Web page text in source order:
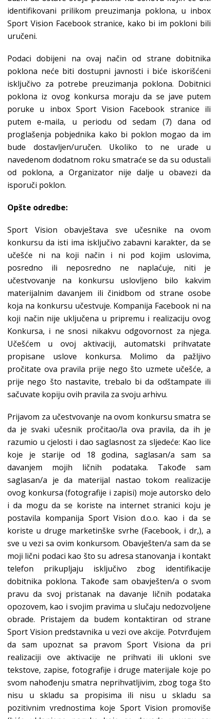
identifikovani prilikom preuzimanja poklona, u inbox
Sport Vision Facebook stranice, kako bi im pokloni bili
uručeni.
Podaci dobijeni na ovaj način od strane dobitnika
poklona neće biti dostupni javnosti i biće iskorišćeni
isključivo za potrebe preuzimanja poklona. Dobitnici
poklona iz ovog konkursa moraju da se jave putem
poruke u inbox Sport Vision Facebook stranice ili
putem e-maila, u periodu od sedam (7) dana od
proglašenja pobjednika kako bi poklon mogao da im
bude dostavljen/uručen. Ukoliko to ne urade u
navedenom dodatnom roku smatraće se da su odustali
od poklona, a Organizator nije dalje u obavezi da
isporuči poklon.
Opšte odredbe:
Sport Vision obavještava sve učesnike na ovom
konkursu da isti ima isključivo zabavni karakter, da se
učešće ni na koji način i ni pod kojim uslovima,
posredno ili neposredno ne naplaćuje, niti je
učestvovanje na konkursu uslovljeno bilo kakvim
materijalnim davanjem ili činidbom od strane osobe
koja na konkursu učestvuje. Kompanija Facebook ni na
koji način nije uključena u pripremu i realizaciju ovog
Konkursa, i ne snosi nikakvu odgovornost za njega.
Učešćem u ovoj aktivaciji, automatski prihvatate
propisane uslove konkursa. Molimo da pažljivo
pročitate ova pravila prije nego što uzmete učešće, a
prije nego što nastavite, trebalo bi da odštampate ili
sačuvate kopiju ovih pravila za svoju arhivu.
Prijavom za učestvovanje na ovom konkursu smatra se
da je svaki učesnik pročitao/la ova pravila, da ih je
razumio u cjelosti i dao saglasnost za sljedeće: Kao lice
koje je starije od 18 godina, saglasan/a sam sa
davanjem mojih ličnih podataka. Takođe sam
saglasan/a je da materijal nastao tokom realizacije
ovog konkursa (fotografije i zapisi) moje autorsko delo
i da mogu da se koriste na internet stranici koju je
postavila kompanija Sport Vision d.o.o. kao i da se
koriste u druge marketinške svrhe (Facebook, i dr,), a
sve u vezi sa ovim konkursom. Obavješten/a sam da se
moji lični podaci kao što su adresa stanovanja i kontakt
telefon prikupljaju isključivo zbog identifikacije
dobitnika poklona. Takođe sam obavješten/a o svom
pravu da svoj pristanak na davanje ličnih podataka
opozovem, kao i svojim pravima u slučaju nedozvoljene
obrade. Pristajem da budem kontaktiran od strane
Sport Vision predstavnika u vezi ove akcije. Potvrđujem
da sam upoznat sa pravom Sport Visiona da pri
realizaciji ove aktivacije ne prihvati ili ukloni sve
tekstove, zapise, fotografije i druge materijale koje po
svom nahođenju smatra neprihvatljivim, zbog toga što
nisu u skladu sa propisima ili nisu u skladu sa
pozitivnim vrednostima koje Sport Vision promoviše